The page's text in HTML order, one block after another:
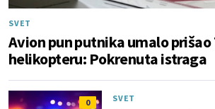
SVET
Avion pun putnika umalo
helikopteru: Pokrenuta istraga
0 SVET